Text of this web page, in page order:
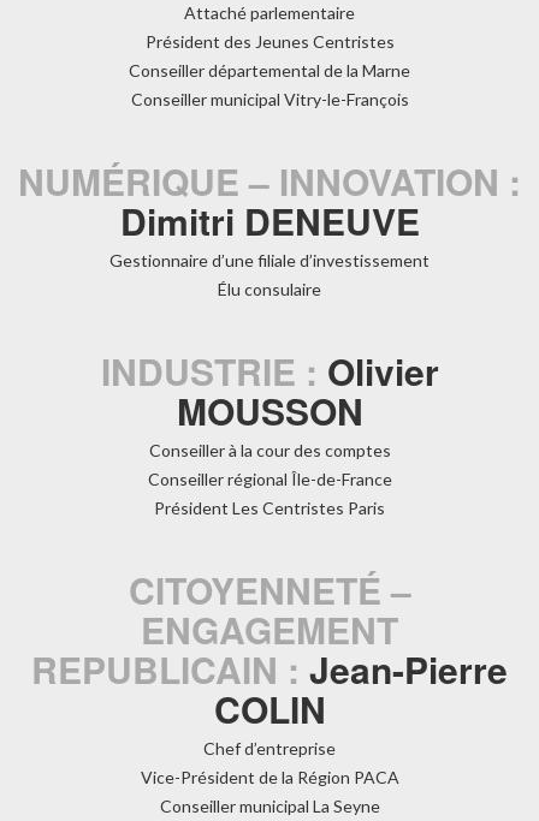
Attaché parlementaire
Président des Jeunes Centristes
Conseiller départemental de la Marne
Conseiller municipal Vitry-le-François
NUMÉRIQUE – INNOVATION :
Dimitri DENEUVE
Gestionnaire d’une filiale d’investissement
Élu consulaire
INDUSTRIE : Olivier
MOUSSON
Conseiller à la cour des comptes
Conseiller régional Île-de-France
Président Les Centristes Paris
CITOYENNETÉ –
ENGAGEMENT
REPUBLICAIN : Jean-Pierre
COLIN
Chef d’entreprise
Vice-Président de la Région PACA
Conseiller municipal La Seyne